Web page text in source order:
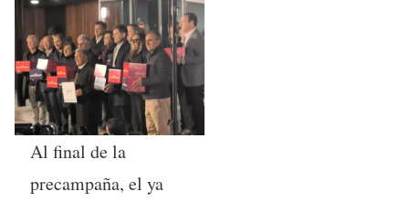
Al final de la
precampaña, el ya